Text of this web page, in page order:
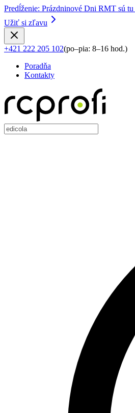
Predĺženie: Prázdninové Dni RMT sú
Užiť si zľavu
+421 222 205 102(po–pia: 8–16 hod.)
Poradňa
Kontakty